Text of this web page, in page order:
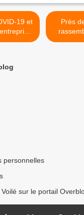
Près
soutien
personnelles
sur le portail